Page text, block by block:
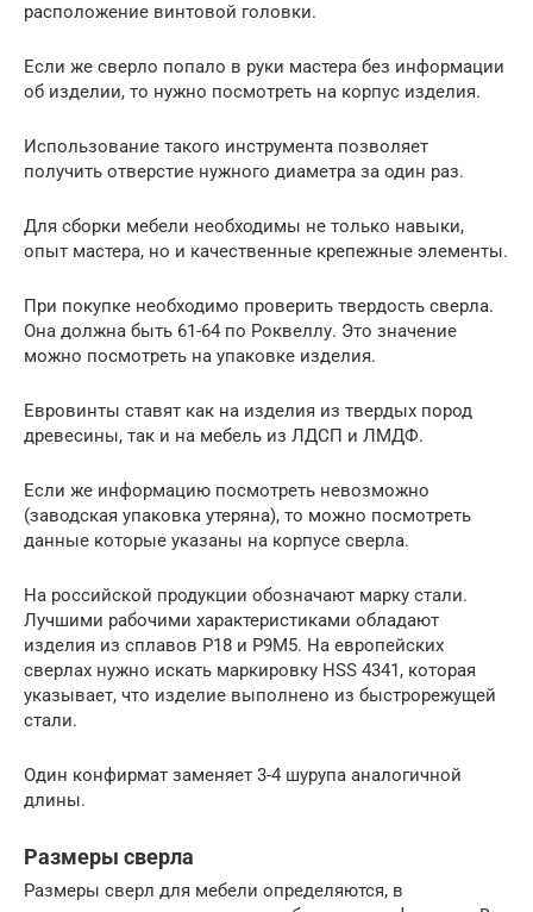
расположение винтовой головки.
Если же сверло попало в руки мастера без информации
об изделии, то нужно посмотреть на корпус изделия.
Использование такого инструмента позволяет
получить отверстие нужного диаметра за один раз.
Для сборки мебели необходимы не только навыки,
опыт мастера, но и качественные крепежные элементы.
При покупке необходимо проверить твердость сверла.
Она должна быть 61-64 по Роквеллу. Это значение
можно посмотреть на упаковке изделия.
Евровинты ставят как на изделия из твердых пород
древесины, так и на мебель из ЛДСП и ЛМДФ.
Если же информацию посмотреть невозможно
(заводская упаковка утеряна), то можно посмотреть
данные которые указаны на корпусе сверла.
На российской продукции обозначают марку стали.
Лучшими рабочими характеристиками обладают
изделия из сплавов Р18 и Р9М5. На европейских
сверлах нужно искать маркировку HSS 4341, которая
указывает, что изделие выполнено из быстрорежущей
стали.
Один конфирмат заменяет 3-4 шурупа аналогичной
длины.
Размеры сверла
Размеры сверл для мебели определяются, в